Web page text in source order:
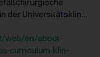
der Universitätsklin...
web/en/about-
curriculum-klin-